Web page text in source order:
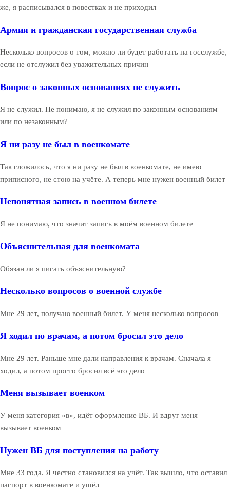
же, я расписывался в повестках и не приходил
Армия и гражданская государственная служба
Несколько вопросов о том, можно ли будет работать на госслужбе,
если не отслужил без уважительных причин
Вопрос о законных основаниях не служить
Я не служил. Не понимаю, я не служил по законным основаниям
или по незаконным?
Я ни разу не был в военкомате
Так сложилось, что я ни разу не был в военкомате, не имею
приписного, не стою на учёте. А теперь мне нужен военный билет
Непонятная запись в военном билете
Я не понимаю, что значит запись в моём военном билете
Объяснительная для военкомата
Обязан ли я писать объяснительную?
Несколько вопросов о военной службе
Мне 29 лет, получаю военный билет. У меня несколько вопросов
Я ходил по врачам, а потом бросил это дело
Мне 29 лет. Раньше мне дали направления к врачам. Сначала я
ходил, а потом просто бросил всё это дело
Меня вызывает военком
У меня категория «в», идёт оформление ВБ. И вдруг меня
вызывает военком
Нужен ВБ для поступления на работу
Мне 33 года. Я честно становился на учёт. Так вышло, что оставил
паспорт в военкомате и ушёл